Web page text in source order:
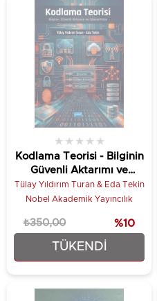
TÜKENDI
Kodlama Teorisi - Bilginin
Güvenli Aktarımı ve
Saklanması
★ ★ ★ ★ ★
Tülay Yıldırım Turan & Eda Tekin
Nobel Akademik Yayıncılık
₺315,00
₺350,00 %10